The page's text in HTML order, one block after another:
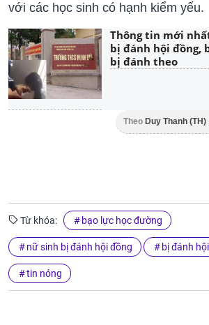
với các học sinh có hạnh kiểm yếu.
Thông tin mới
bị đánh hội đồng,
bị đánh theo
Theo Duy Thanh
Từ khóa: bạo lực học đường
nữ sinh bị đánh hội đồng bị đánh
tin nóng